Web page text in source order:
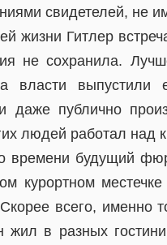
свидетелей, не
жизни Гитлер
не сохранила.
власти
даже публично
людей работал над
времени будущий
курортном
всего, именно
в разных